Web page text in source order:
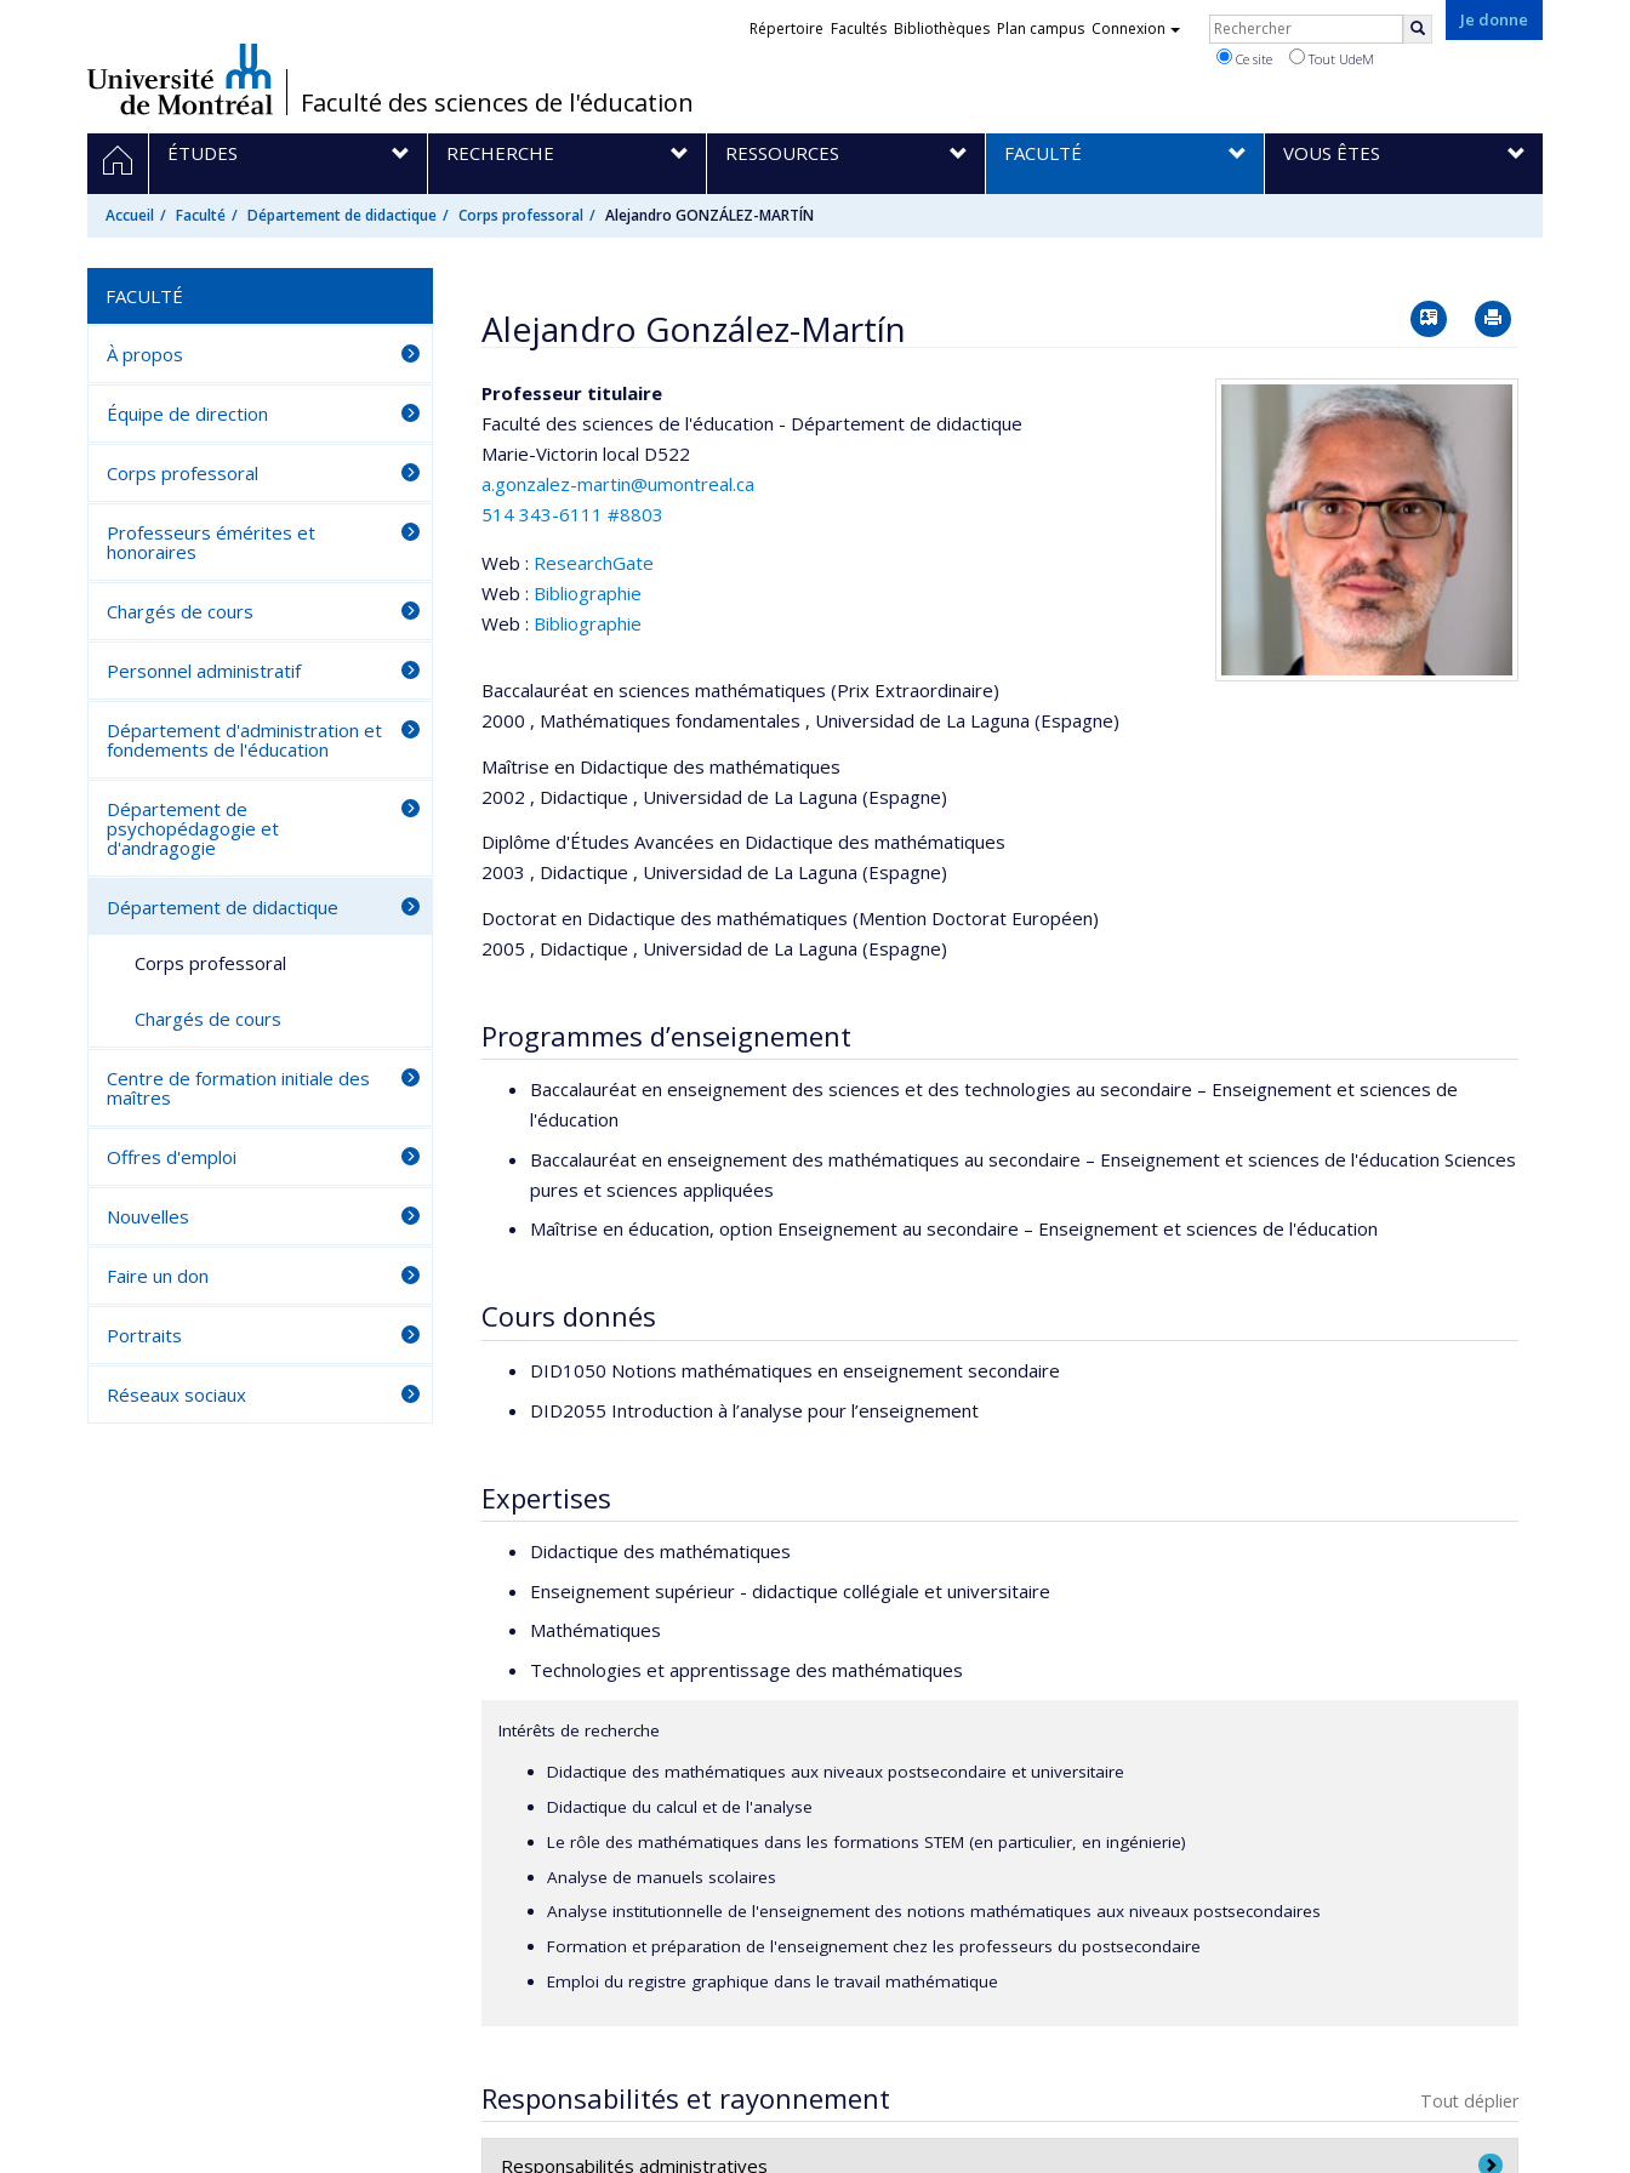
/Faculté des sciences de l'éducation
Je donne
Liens
Répertoire Facultés Bibliothèques Plan campus Connexion Rechercher
Ce site Tout UdeM
Navigation
principale
ACCUEIL
ÉTUDES RECHERCHE RESSOURCES FACULTÉ VOUS ÊTES
Accueil Faculté Département de didactique Corps professoral Alejandro GONZÁLEZ-MARTÍN
Alejandro González-Martín Vcard
Professeur titulaire
Faculté des sciences de l'éducation - Département de didactique
Marie-Victorin local D522
a.gonzalez-martin@umontreal.ca
514 343-6111 #8803
Web : ResearchGate
Web : Bibliographie
Web : Bibliographie
Baccalauréat en sciences mathématiques (Prix Extraordinaire)
2000 , Mathématiques fondamentales , Universidad de La Laguna (Espagne)
Maîtrise en Didactique des mathématiques
2002 , Didactique , Universidad de La Laguna (Espagne)
Diplôme d'Études Avancées en Didactique des mathématiques
2003 , Didactique , Universidad de La Laguna (Espagne)
Doctorat en Didactique des mathématiques (Mention Doctorat Européen)
2005 , Didactique , Universidad de La Laguna (Espagne)
Programmes d’enseignement
Baccalauréat en enseignement des sciences et des technologies au secondaire – Enseignement et sciences de
l'éducation
Baccalauréat en enseignement des mathématiques au secondaire – Enseignement et sciences de l'éducation Sciences
pures et sciences appliquées
Maîtrise en éducation, option Enseignement au secondaire – Enseignement et sciences de l'éducation
Cours donnés
DID1050 Notions mathématiques en enseignement secondaire
DID2055 Introduction à l’analyse pour l’enseignement
Expertises
Didactique des mathématiques
Enseignement supérieur - didactique collégiale et universitaire
Mathématiques
Technologies et apprentissage des mathématiques
Intérêts de recherche
Didactique des mathématiques aux niveaux postsecondaire et universitaire
Didactique du calcul et de l'analyse
Le rôle des mathématiques dans les formations STEM (en particulier, en ingénierie)
Analyse de manuels scolaires
Analyse institutionnelle de l'enseignement des notions mathématiques aux niveaux postsecondaires
Formation et préparation de l'enseignement chez les professeurs du postsecondaire
Emploi du registre graphique dans le travail mathématique
Responsabilités et rayonnement Tout déplier
Responsabilités administratives
FACULTÉ
À propos
Équipe de direction
Corps professoral
Professeurs émérites et
honoraires
Chargés de cours
Personnel administratif
Département d'administration et
fondements de l'éducation
Département de
psychopédagogie et
d'andragogie
Département de didactique
Corps professoral
Chargés de cours
Centre de formation initiale des
maîtres
Offres d'emploi
Nouvelles
Faire un don
Portraits
Réseaux sociaux